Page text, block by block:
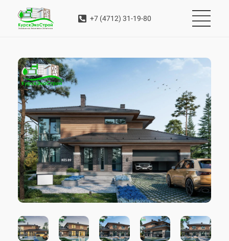
+7 (4712) 31-19-80